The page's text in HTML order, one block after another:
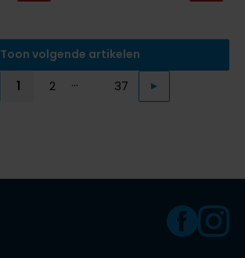
Toon volgende artikelen
1 2
...
37Volgende